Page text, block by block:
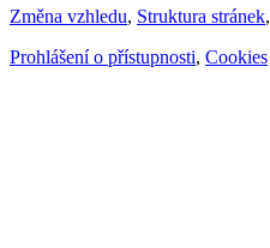
Změna vzhledu, Struktura stránek,
Prohlášení o přístupnosti, Cookies